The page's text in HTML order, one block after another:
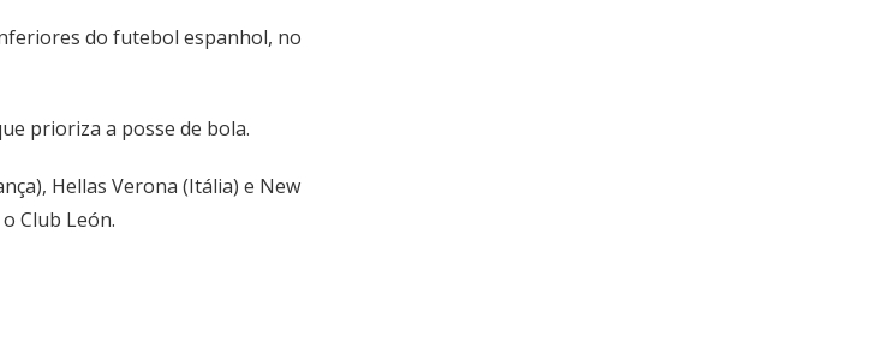
do futebol espanhol, no
prioriza a posse de bola.
Hellas Verona (Itália) e New
Club León.